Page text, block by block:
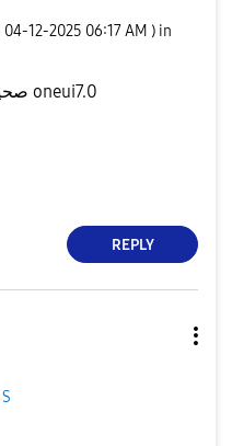
‎04-12-2025 06:17 AM ) in
صحيح اخي لكن لسه مانزلت لهم 15 oneui7.0
REPLY
جالاكسى S